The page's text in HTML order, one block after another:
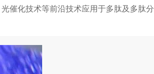
催化技术等前沿技术应用于多肽及多肽